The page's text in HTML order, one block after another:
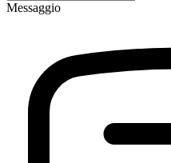
Messaggio